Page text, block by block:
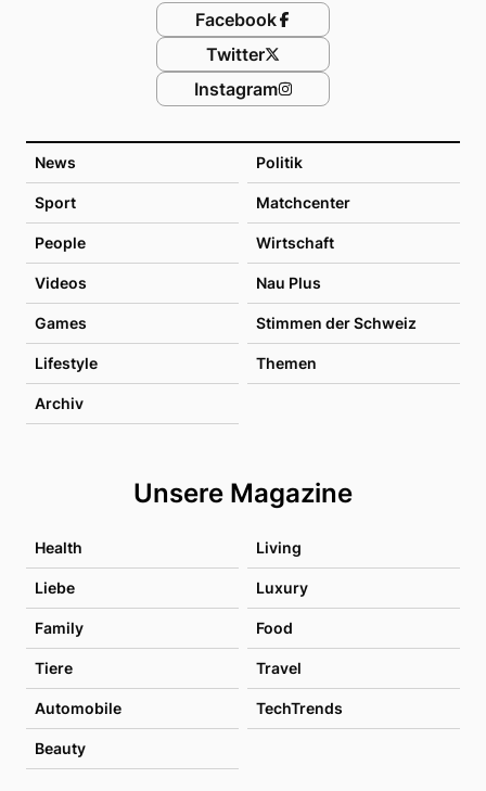
News Politik
Sport Matchcenter
People Wirtschaft
Videos Nau Plus
Games Stimmen der Schweiz
Lifestyle Themen
Archiv
Unsere Magazine
Health Living
Liebe Luxury
Family Food
Tiere Travel
Automobile TechTrends
Beauty
Facebook
Twitter
Instagram